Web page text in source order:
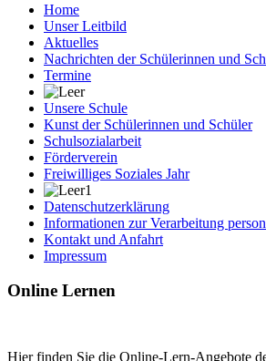
Home
Unser Leitbild
Aktuelles
Nachrichten der Schülerinnen und
Termine
Unsere Schule
Kunst der Schülerinnen und Schüler
Schulsozialarbeit
Förderverein
Freiwilliges Soziales Jahr
Datenschutzerklärung
Informationen zur Verarbeitung
Kontakt und Anfahrt
Impressum
Online Lernen
Hier finden Sie die Online-Lern-Angebote